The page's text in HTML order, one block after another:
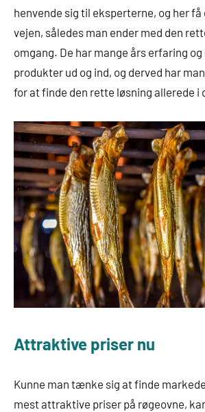
henvende sig til eksperterne, og her få
vejen, således man ender med den
omgang. De har mange års erfaring
produkter ud og ind, og derved har
for at finde den rette løsning allerede i
Attraktive priser nu
Kunne man tænke sig at finde
mest attraktive priser på røgeovne,